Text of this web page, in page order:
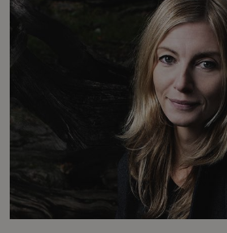
I boken hittar du:
Ellens äppelträd av Catarina
Harry och Härta Hare av Sarah
SheppardMaja tittar på naturen av
Ulf Svedberg och Lena
AndersonKul i skogen av Julia
Wiberg och Maja Sten